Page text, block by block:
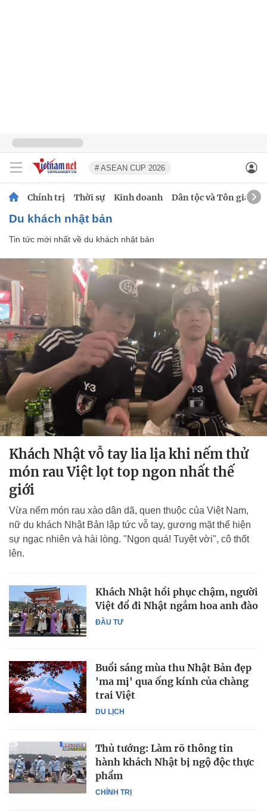
# ASEAN CUP 2026
Chính trị Thời sự Kinh doanh Dân tộc và Tôn giáo
du khách nhật bản
Tin tức mới nhất về du khách nhật bản
Khách Nhật vỗ tay lia lịa khi nếm thử
món rau Việt lọt top ngon nhất thế
giới
Vừa nếm món rau xào dân dã, quen thuộc của Việt Nam,
nữ du khách Nhật Bản lập tức vỗ tay, gương mặt thể hiện
sự ngạc nhiên và hài lòng. "Ngon quá! Tuyệt vời", cô thốt
lên.
ĐẦU TƯ
Khách Nhật hồi phục chậm, người
Việt đổ đi Nhật ngắm hoa anh đào
DU LỊCH
Buổi sáng mùa thu Nhật Bản đẹp
'ma mị' qua ống kính của chàng
trai Việt
CHÍNH TRỊ
Thủ tướng: Làm rõ thông tin
hành khách Nhật bị ngộ độc thực
phẩm